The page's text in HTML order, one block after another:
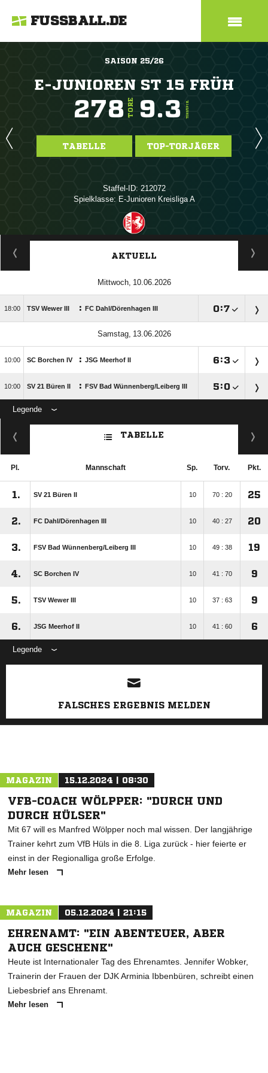
FUSSBALL.DE
SAISON 25/26
E-JUNIOREN ST 15 FRÜH
278 TORE 9.3 TORE/SPIEL
TABELLE TOP-TORJÄGER
Staffel-ID: 212072
Spielklasse: E-Junioren Kreisliga A
ANZEIGE
AKTUELL
 
 TSV Wewer III : FC Dahl/​Dörenhagen III :
 
 SC Borchen IV : JSG Meerhof II :
 SV 21 Büren II : FSV Bad Wünnenberg/​Leiberg III :
Legende
ANZEIGE
TABELLE
Pl. Mannschaft Sp. Torv. Pkt.
1. SV 21 Büren II 10 70 : 20 25
2. FC Dahl/​Dörenhagen III 10 40 : 27 20
3. FSV Bad Wünnenberg/​Leiberg III 10 49 : 38 19
4. SC Borchen IV 10 41 : 70 9
5. TSV Wewer III 10 37 : 63 9
6. JSG Meerhof II 10 41 : 60 6
Legende
ANZEIGE
FALSCHES ERGEBNIS MELDEN
MAGAZIN 15.12.2024 | 08:30
VFB-COACH WÖLPPER: "DURCH UND
DURCH HÜLSER"
Mit 67 will es Manfred Wölpper noch mal wissen. Der langjährige
Trainer kehrt zum VfB Hüls in die 8. Liga zurück - hier feierte er
einst in der Regionalliga große Erfolge.
Mehr lesen
MAGAZIN 05.12.2024 | 21:15
EHRENAMT: "EIN ABENTEUER, ABER
AUCH GESCHENK"
Heute ist Internationaler Tag des Ehrenamtes. Jennifer Wobker,
Trainerin der Frauen der DJK Arminia Ibbenbüren, schreibt einen
Liebesbrief ans Ehrenamt.
Mehr lesen